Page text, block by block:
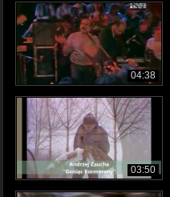
04:38
03:50